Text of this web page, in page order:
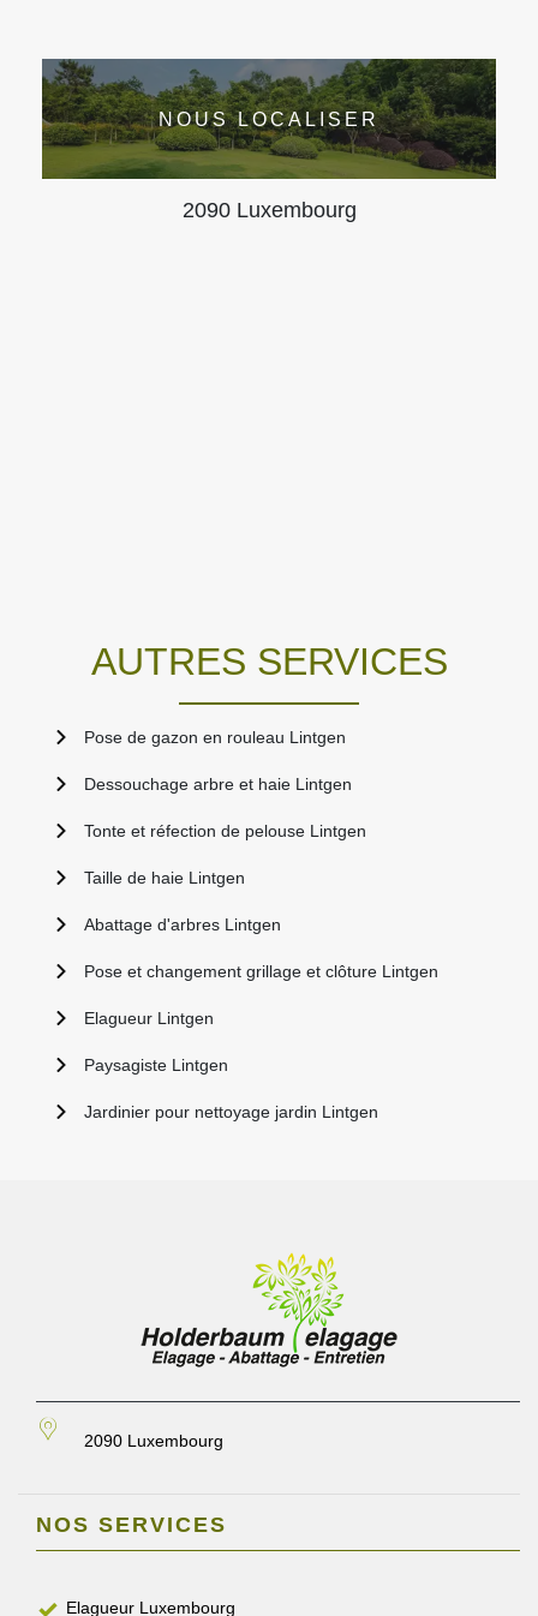
NOUS LOCALISER
2090 Luxembourg
AUTRES SERVICES
Pose de gazon en rouleau Lintgen
Dessouchage arbre et haie Lintgen
Tonte et réfection de pelouse Lintgen
Taille de haie Lintgen
Abattage d'arbres Lintgen
Pose et changement grillage et clôture Lintgen
Elagueur Lintgen
Paysagiste Lintgen
Jardinier pour nettoyage jardin Lintgen
2090 Luxembourg
NOS SERVICES
Elagueur Luxembourg